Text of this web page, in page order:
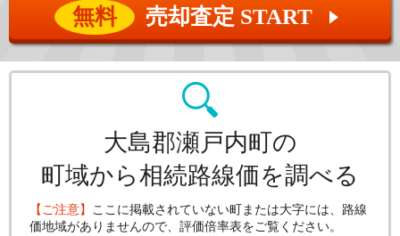
無料 売却査定 START ▲
大島郡瀬戸内町の
町域から相続路線価を調べる
【ご注意】 ここに掲載されていない町または大字には、路線
価地域がありませんので、評価倍率表をご覧ください。